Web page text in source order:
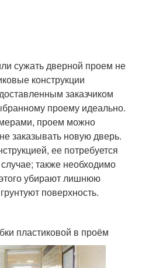
сужать дверной проем не
конструкции
заказчиком
проему идеально.
проем можно
заказывать новую дверь.
ее потребуется
также необходимо
убирают лишнюю
поверхность.
пластиковой в проём